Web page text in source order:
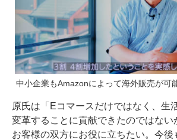
中小企業もAmazonによって海外販売が可
原氏は「Eコマースだけではなく、生
変革することに貢献できたのではない
お客様の双方にお役に立ちたい。今後